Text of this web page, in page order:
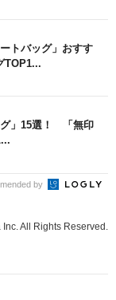
トバッグ」おすす
TOP1...
グ」15選！ 「無印
by
All Rights Reserved.